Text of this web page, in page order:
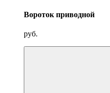
Вороток приводной
руб.